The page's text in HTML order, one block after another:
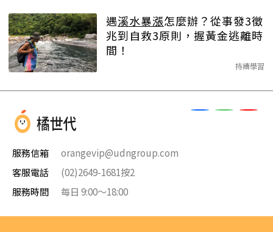
遇溪水暴漲怎麼辦？從事發3徵
兆到自救3原則，握黃金逃離時
間！
持續學習
服務信箱
orangevip@udngroup.com
客服電話
(02)2649-1681按2
服務時間
每日 9:00～18:00